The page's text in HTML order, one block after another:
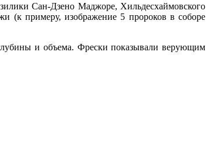
Сан-Дзено Маджоре, Хильдесхаймовского
(к примеру, изображение 5 пророков в соборе
и объема. Фрески показывали верующим